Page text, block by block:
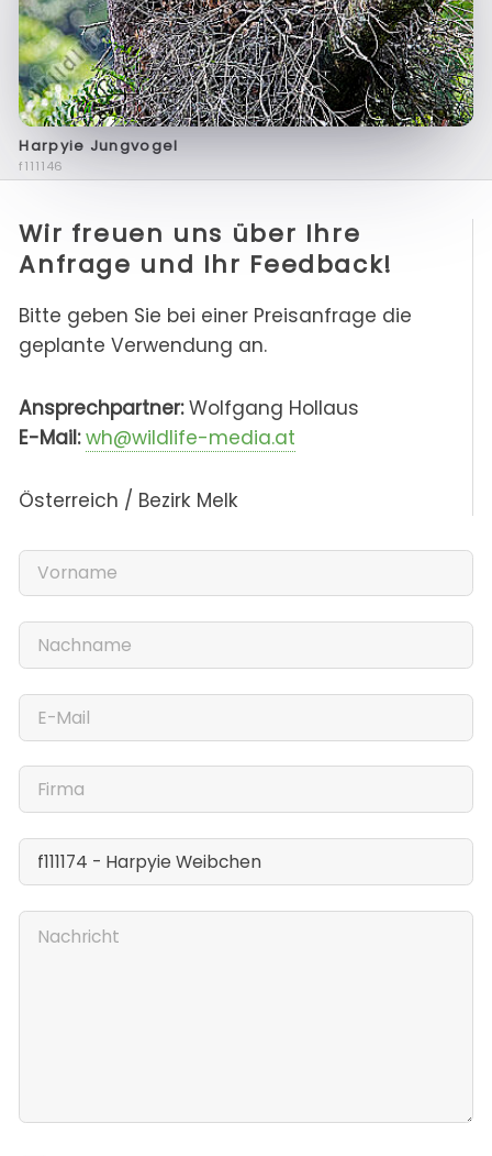
Harpyie Jungvogel
f111146
Wir freuen uns über Ihre
Anfrage und Ihr Feedback!
Bitte geben Sie bei einer Preisanfrage die
geplante Verwendung an.
Ansprechpartner:Wolfgang Hollaus
E-Mail: wh@wildlife-media.at
Österreich / Bezirk Melk